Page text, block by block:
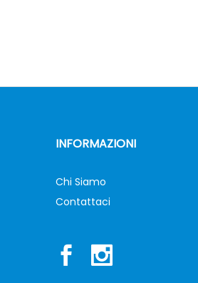
INFORMAZIONI
Chi Siamo
Contattaci